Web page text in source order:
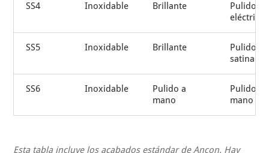
SS4 Inoxidable Brillante
Pulido
eléctrico
SS5 Inoxidable Brillante
Pulido
satinado
SS6 Inoxidable
Pulido a
mano
Pulido a
mano
Esta tabla incluye los acabados estándar de Ancon. Hay